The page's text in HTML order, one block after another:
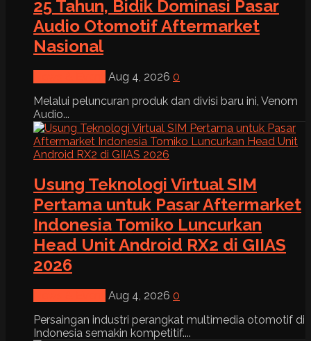
25 Tahun, Bidik Dominasi Pasar
Audio Otomotif Aftermarket
Nasional
Aug 4, 2026 0
Melalui peluncuran produk dan divisi baru ini, Venom
Audio...
Usung Teknologi Virtual SIM
Pertama untuk Pasar Aftermarket
Indonesia Tomiko Luncurkan
Head Unit Android RX2 di GIIAS
2026
Aug 4, 2026 0
Persaingan industri perangkat multimedia otomotif di
Indonesia semakin kompetitif....